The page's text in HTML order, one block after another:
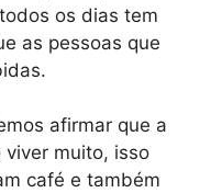
os dias tem
as pessoas que
afirmar que a
viver muito, isso
café e também